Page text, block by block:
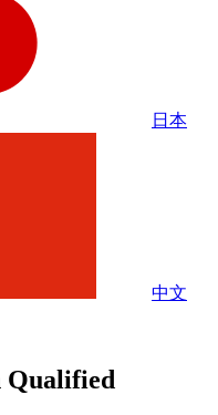
日本
中文
Qualified